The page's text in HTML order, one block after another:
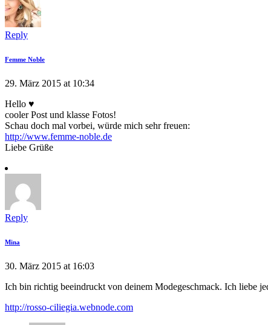
Reply
Femme Noble
29. März 2015 at 10:34
Hello ♥
cooler Post und klasse Fotos!
Schau doch mal vorbei, würde mich sehr freuen:
http://www.femme-noble.de
Liebe Grüße
Reply
Mina
30. März 2015 at 16:03
Ich bin richtig beeindruckt von deinem Modegeschmack. Ich liebe
http://rosso-ciliegia.webnode.com